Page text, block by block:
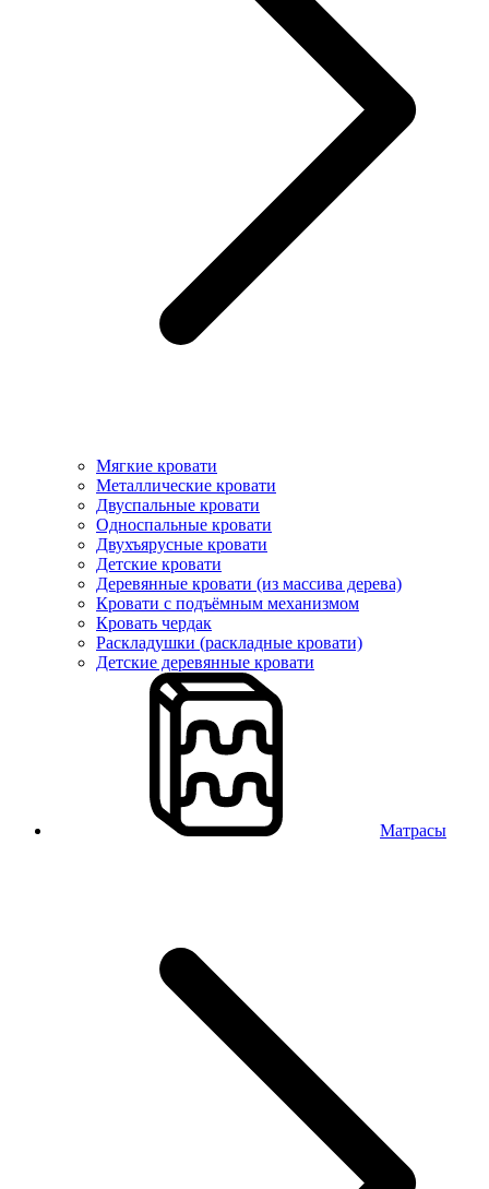
Мягкие кровати
Металлические кровати
Двуспальные кровати
Односпальные кровати
Двухъярусные кровати
Детские кровати
Деревянные кровати (из массива дерева)
Кровати с подъёмным механизмом
Кровать чердак
Раскладушки (раскладные кровати)
Детские деревянные кровати
Матрасы